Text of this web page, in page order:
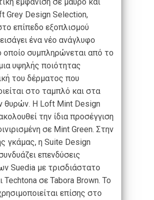
Grey Design Selection,
επίπεδο εξοπλισμού
ένα νέο ανάγλυφο
οποίο συμπληρώνεται από το
υψηλής ποιότητας
του δέρματος που
στο ταμπλό και στα
θυρών. Η Loft Mint Design
την ίδια προσέγγιση
σε Mint Green. Στην
γκάμας, η Suite Design
επενδύσεις
Suedia με τρισδιάστατο
Techtona σε Tabora Brown. Το
επίσης στο